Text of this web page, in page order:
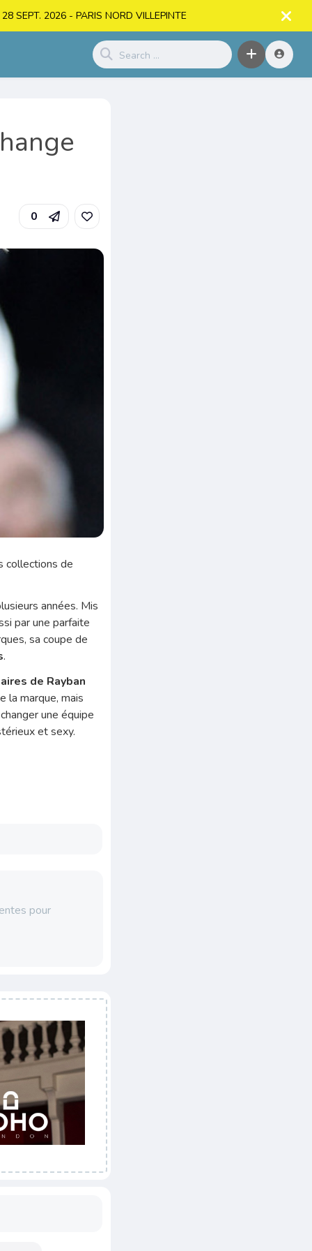
SEPT. 2026 - PARIS NORD VILLEPINTE
0
collections de
années. Mis
par une parfaite
sa coupe de
.
de Rayban
la marque, mais
une équipe
et sexy.
pour